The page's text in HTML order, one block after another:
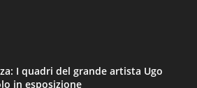
I quadri del grande artista Ugo
in esposizione